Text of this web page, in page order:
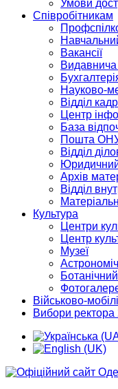
Умови
Співробітникам
Вакансії
Видавнича
Науково-
Відділ
Центр
База
Пошта
Відділ
Юридичний
Архів
Відділ
Культура
Центри
Центр
Музеї
Військово-
Вибори ректора